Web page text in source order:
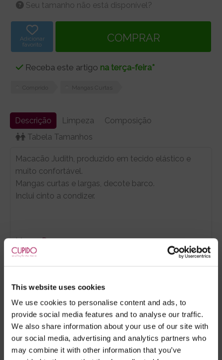
This website uses cookies
We use cookies to personalise content and ads, to
provide social media features and to analyse our traffic.
We also share information about your use of our site with
our social media, advertising and analytics partners who
may combine it with other information that you’ve
Seu tamanho não está disponível?
Adicionar
favorito
Receba este artigo na terça-feira*
Mangas Curtas
Descrição Limpeza
Composição
Tabela Tamanhos
Macacão Judith, produzido em tecido elástico e
muito confortável.
Mangas curtas e largas, decote barco.
Inclui cinto a condizer.
Marca:Dresses
- Embalagens 100% discretas
Após as 16:00 h, a sua encomenda será entregue em 48
horas, dias úteis. Portugal e Espanha Continental para
artigos em stock. Portes gratis depende do país de envio.
Possibilidade de atraso em épocas festivas.